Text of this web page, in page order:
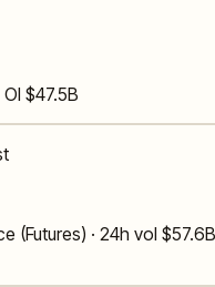
$47.5B
(Futures) · 24h vol